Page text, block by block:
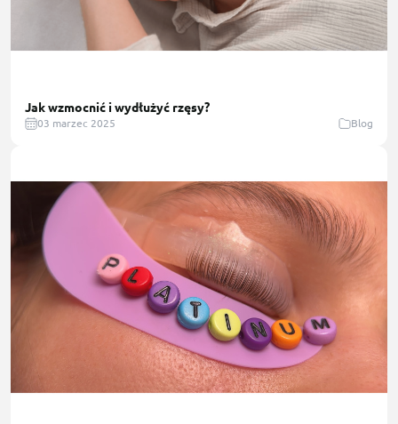
Jak wzmocnić i wydłużyć rzęsy?
03 marzec 2025 Blog